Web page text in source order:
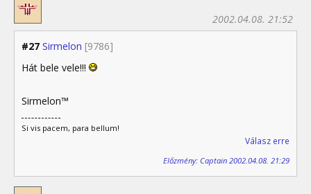
#27 Sirmelon [9786]
2002.04.08. 21:52
Hát bele vele!!!
Sirmelon™
Si vis pacem, para bellum!
Válasz erre
Előzmény: Captain 2002.04.08. 21:29